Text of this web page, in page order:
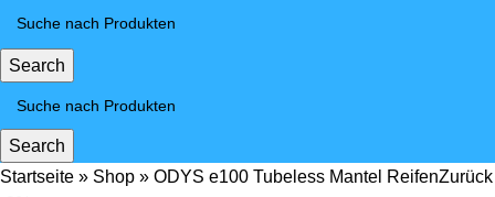
Search
Search
Startseite » Shop » ODYS e100 Tubeless Mantel Reifen